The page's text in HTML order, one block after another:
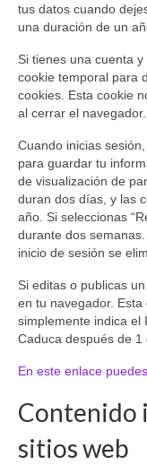
tus datos cuando
una duración de un
Si tienes una cuenta
cookie temporal para
cookies. Esta cookie
al cerrar el navegador.
Cuando inicias
para guardar tu
de visualización de
duran dos días, y las
año. Si seleccionas
durante dos
inicio de sesión se
Si editas o publicas
en tu navegador.
simplemente indica el
Caduca después de 1
En este enlace
Contenido
sitios web